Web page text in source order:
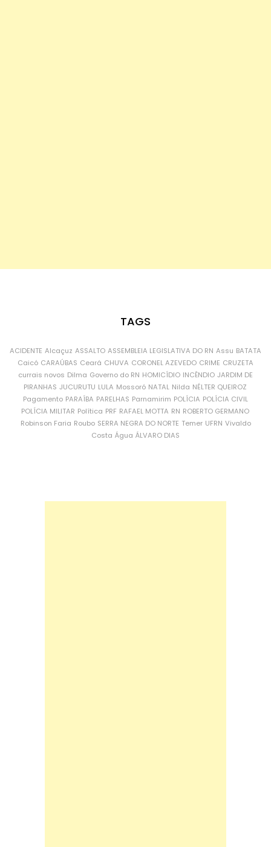
TAGS
ACIDENTE Alcaçuz ASSALTO ASSEMBLEIA LEGISLATIVA DO RN Assu BATATA
Caicó CARAÚBAS Ceará CHUVA CORONEL AZEVEDO CRIME CRUZETA
currais novos Dilma Governo do RN HOMICÍDIO INCÊNDIO JARDIM DE
PIRANHAS JUCURUTU LULA Mossoró NATAL Nilda NÉLTER QUEIROZ
Pagamento PARAÍBA PARELHAS Parnamirim POLÍCIA POLÍCIA CIVIL
POLÍCIA MILITAR Política PRF RAFAEL MOTTA RN ROBERTO GERMANO
Robinson Faria Roubo SERRA NEGRA DO NORTE Temer UFRN Vivaldo
Costa Água ÁLVARO DIAS